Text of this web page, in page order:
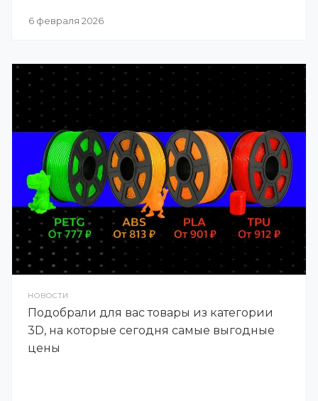
6 февраля 2026
НОВОСТИ
Подобрали для вас товары из категории
3D, на которые сегодня самые выгодные
цены